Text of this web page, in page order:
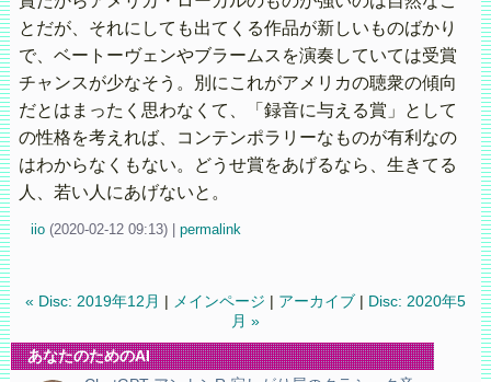
とだが、それにしても出てくる作品が新しいものばかり
で、ベートーヴェンやブラームスを演奏していては受賞
チャンスが少なそう。別にこれがアメリカの聴衆の傾向
だとはまったく思わなくて、「録音に与える賞」として
の性格を考えれば、コンテンポラリーなものが有利なの
はわからなくもない。どうせ賞をあげるなら、生きてる
人、若い人にあげないと。
iio (2020-02-12 09:13) permalink
« Disc: 2019年12月 メインページ アーカイブ
Disc: 2020年5
月 »
あなたのためのAI